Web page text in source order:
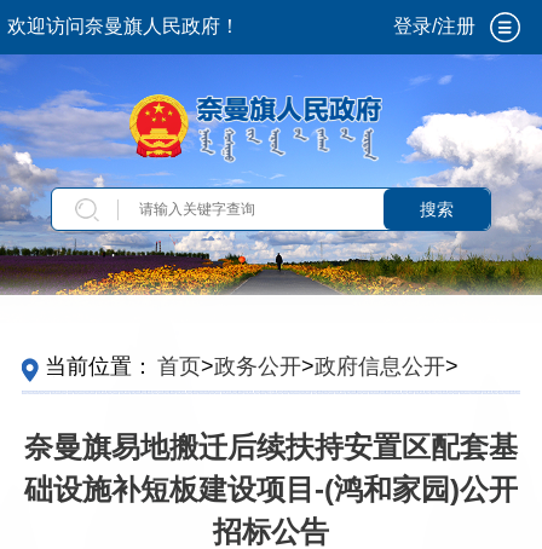
欢迎访问奈曼旗人民政府！ 登录/注册
搜索
当前位置： 首页>政务公开>政府信息公开>
定主动公开内容>···>保障性安居工程>农村危
奈曼旗易地搬迁后续扶持安置区配套基
础设施补短板建设项目-(鸿和家园)公开
招标公告